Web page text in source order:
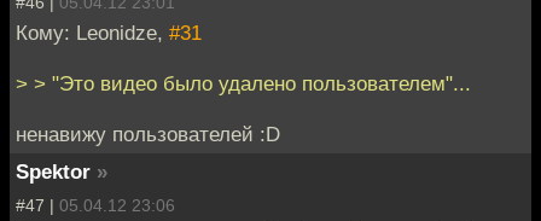
Кому: Leonidze, #31
> > "Это видео было удалено пользователем"...
ненавижу пользователей :D
Spektor »
#47 | 05.04.12 23:06